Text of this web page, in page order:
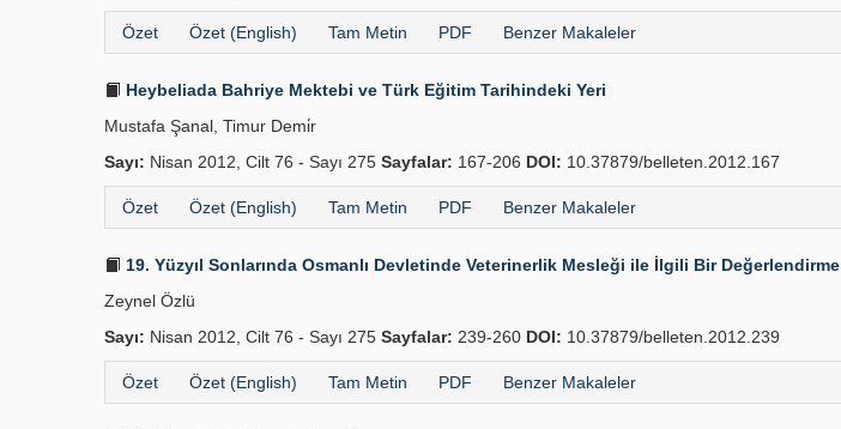
Özet Özet (English) Tam Metin PDF Benzer Makaleler
Heybeliada Bahriye Mektebi ve Türk Eğitim Tarihindeki Yeri
Mustafa Şanal, Timur Demi̇r
Sayı: Nisan 2012, Cilt 76 - Sayı 275 Sayfalar: 167-206 DOI: 10.37879/belleten.2012.167
Özet Özet (English) Tam Metin PDF Benzer Makaleler
19. Yüzyıl Sonlarında Osmanlı Devletinde Veteriner­lik Mesleği ile İlgili Bir Değerlendirme
Zeynel Özlü
Sayı: Nisan 2012, Cilt 76 - Sayı 275 Sayfalar: 239-260 DOI: 10.37879/belleten.2012.239
Özet Özet (English) Tam Metin PDF Benzer Makaleler